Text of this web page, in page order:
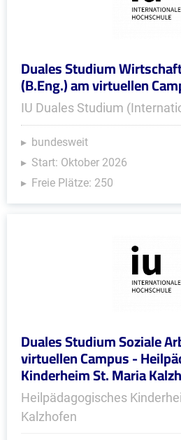
Duales Studium
(B.Eng.) am virtuellen
IU Duales Studium
bundesweit
Start: Oktober 2026
Freie Plätze: 250
Duales Studium Soziale
virtuellen Campus -
Kinderheim St. Maria
Heilpädagogisches
Kalzhofen